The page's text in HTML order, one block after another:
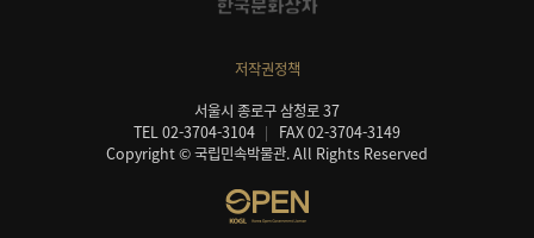
저작권정책
서울시 종로구 삼청로 37
TEL 02-3704-3104
FAX 02-3704-3149
Copyright © 국립민속박물관. All Rights Reserved